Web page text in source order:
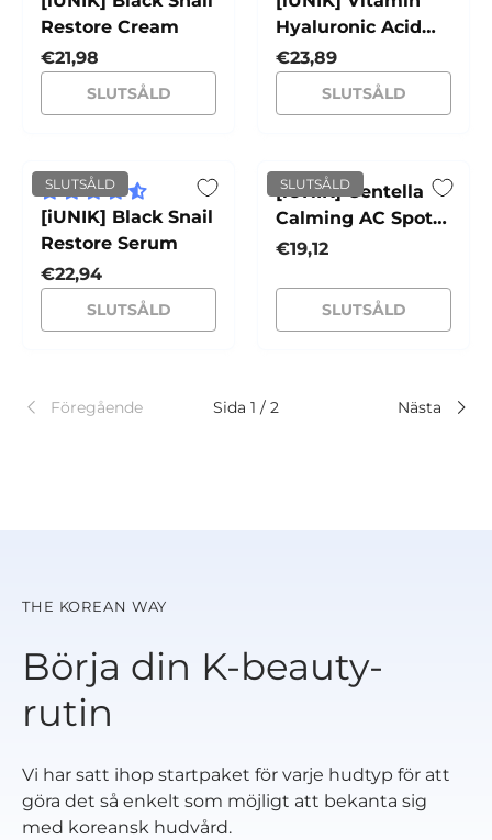
Restore Cream
Normalpris
€21,98
SLUTSÅLD
Hyaluronic Acid
Vitalizing Toner
Normalpris
€23,89
SLUTSÅLD
SLUTSÅLD
[iUNIK] Black Snail
Restore Serum
Normalpris
€22,94
SLUTSÅLD
SLUTSÅLD
[iUNIK] Centella
Calming AC Spot
Cream
Normalpris
€19,12
SLUTSÅLD
Föregående Sida 1 / 2 Nästa
THE KOREAN WAY
Börja din K-beauty-
rutin
Vi har satt ihop startpaket för varje hudtyp för att
göra det så enkelt som möjligt att bekanta sig
med koreansk hudvård.